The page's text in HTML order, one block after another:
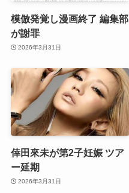
模倣発覚し漫画終了 編集部
が謝罪
2026年3月31日
倖田來未が第2子妊娠 ツア
ー延期
2026年3月31日